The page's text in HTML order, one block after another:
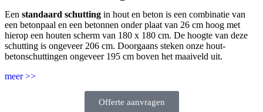
Een standaard schutting in hout en beton is een combinatie van
een betonpaal en een betonnen onder plaat van 26 cm hoog met
hierop een houten scherm van 180 x 180 cm. De hoogte van deze
schutting is ongeveer 206 cm. Doorgaans steken onze hout-
betonschuttingen ongeveer 195 cm boven het maaiveld uit.
meer >>
Offerte aanvragen